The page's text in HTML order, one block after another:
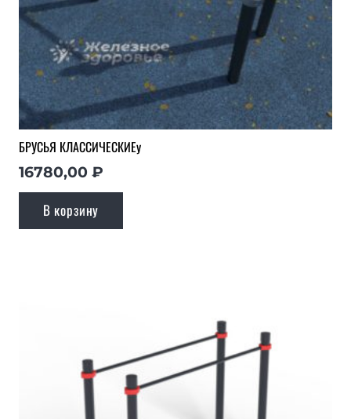
БРУСЬЯ КЛАССИЧЕСКИЕу
16780,00 ₽
В корзину